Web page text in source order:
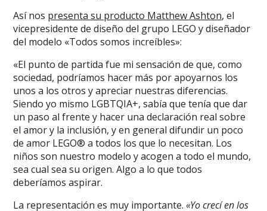
Así nos presenta su producto Matthew Ashton, el
vicepresidente de diseño del grupo LEGO y diseñador
del modelo «Todos somos increíbles»:
«El punto de partida fue mi sensación de que, como
sociedad, podríamos hacer más por apoyarnos los
unos a los otros y apreciar nuestras diferencias.
Siendo yo mismo LGBTQIA+, sabía que tenía que dar
un paso al frente y hacer una declaración real sobre
el amor y la inclusión, y en general difundir un poco
de amor LEGO® a todos los que lo necesitan. Los
niños son nuestro modelo y acogen a todo el mundo,
sea cual sea su origen. Algo a lo que todos
deberíamos aspirar.
La representación es muy importante.«Yo crecí en los